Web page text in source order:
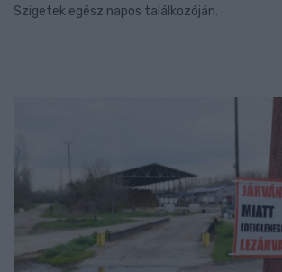
Szigetek egész napos találkozóján.